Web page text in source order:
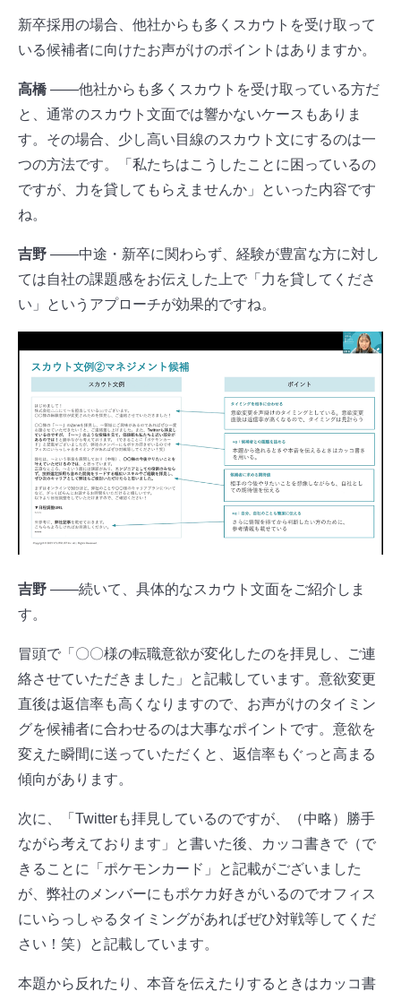
新卒採用の場合、他社からも多くスカウトを受け取って
いる候補者に向けたお声がけのポイントはありますか。
高橋――他社からも多くスカウトを受け取っている方だ
と、通常のスカウト文面では響かないケースもありま
す。その場合、少し高い目線のスカウト文にするのは一
つの方法です。「私たちはこうしたことに困っているの
ですが、力を貸してもらえませんか」といった内容です
ね。
吉野 ――中途・新卒に関わらず、経験が豊富な方に対し
ては自社の課題感をお伝えした上で「力を貸してくださ
い」というアプローチが効果的ですね。
吉野 ――続いて、具体的なスカウト文面をご紹介しま
す。
冒頭で「〇〇様の転職意欲が変化したのを拝見し、ご連
絡させていただきました」と記載しています。意欲変更
直後は返信率も高くなりますので、お声がけのタイミン
グを候補者に合わせるのは大事なポイントです。意欲を
変えた瞬間に送っていただくと、返信率もぐっと高まる
傾向があります。
次に、「Twitterも拝見しているのですが、（中略）勝手
ながら考えております」と書いた後、カッコ書きで（で
きることに「ポケモンカード」と記載がございました
が、弊社のメンバーにもポケカ好きがいるのでオフィス
にいらっしゃるタイミングがあればぜひ対戦等してくだ
さい！笑）と記載しています。
本題から反れたり、本音を伝えたりするときはカッコ書